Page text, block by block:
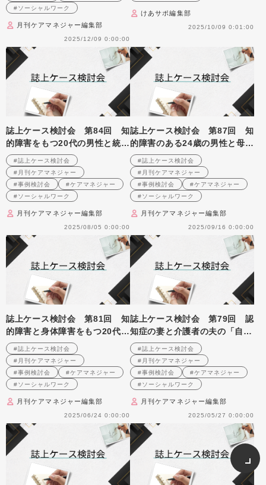
#ソーシャルワーク
月刊ケアマネジャー編集部
2025/12/09 0:00:00
けあサポ編集部
2025/10/09 0:01:00
誌上ケース検討会 第84回 知
的障害をもつ20代の男性と統合
失調症の母、70代の父の生活支
援を考える （2007年5月号掲
載）
#誌上ケース検討会
#月刊ケアマネジャー
#事例検討会
#ケアマネジャー
#ソーシャルワーク
月刊ケアマネジャー編集部
2025/08/05 0:00:00
誌上ケース検討会 第87回 知
的障害のある24歳の男性と母親
の在宅生活を支援する （2007
年8月号掲載）
#誌上ケース検討会
#月刊ケアマネジャー
#事例検討会
#ケアマネジャー
#ソーシャルワーク
月刊ケアマネジャー編集部
2025/09/16 0:00:00
誌上ケース検討会 第81回 知
的障害と身体障害をもつ20代男
性の就労支援を考える （2007
年2月号掲載）
#誌上ケース検討会
#月刊ケアマネジャー
#事例検討会
#ケアマネジャー
#ソーシャルワーク
月刊ケアマネジャー編集部
2025/06/24 0:00:00
誌上ケース検討会 第79回 認
知症の妻と介護者の夫の「自己
決定」をどうとらえ、支えれば
よいのか （2006年12月号掲
載）
#誌上ケース検討会
#月刊ケアマネジャー
#事例検討会
#ケアマネジャー
#ソーシャルワーク
月刊ケアマネジャー編集部
2025/05/27 0:00:00